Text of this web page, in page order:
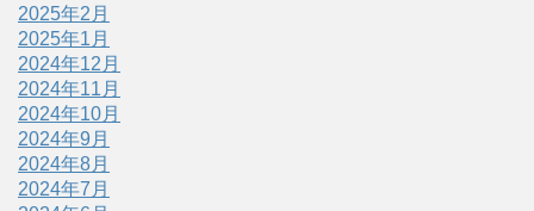
2025年2月
2025年1月
2024年12月
2024年11月
2024年10月
2024年9月
2024年8月
2024年7月